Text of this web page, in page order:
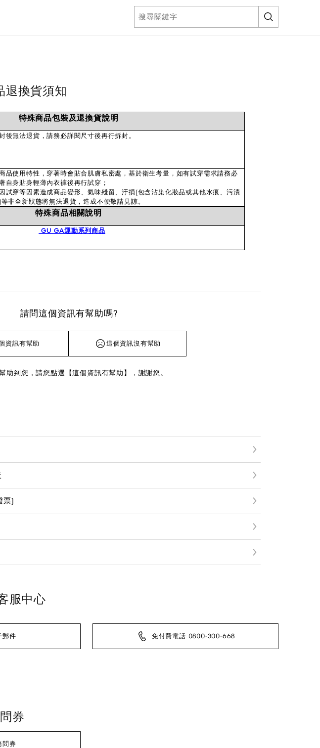
退換貨須知
特殊商品包裝及退換貨說明
後無法退貨，請務必詳閱尺寸後再行拆封。
品使用特性，穿著時會貼合肌膚私密處，基於衛生考量，如有試穿需求請務必
自身貼身輕薄內衣褲後再行試穿；
試穿等因素造成商品變形、氣味殘留、汙損(包含沾染化妝品或其他水痕、污漬
非全新狀態將無法退貨，造成不便敬請見諒。
特殊商品相關說明
GU GA運動系列商品
請問這個資訊有幫助嗎?
資訊有幫助 這個資訊沒有幫助
助到您，請您點選【這個資訊有幫助】，謝謝您。
票)
服中心
郵件 免付費電話 0800-300-668
券
問券